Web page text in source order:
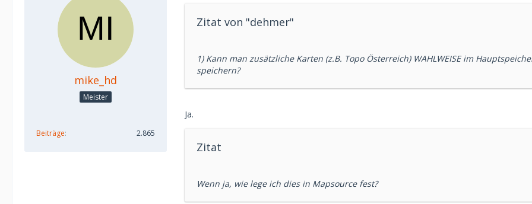
mike_hd
Meister
Beiträge 2.865
Zitat von "dehmer"
1) Kann man zusätzliche Karten (z.B. Topo Österreich) WAHLWEISE im
speichern?
Ja.
Zitat
Wenn ja, wie lege ich dies in Mapsource fest?